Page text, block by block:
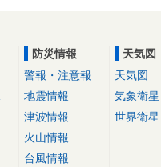
防災情報
警報・注意報
地震情報
津波情報
火山情報
台風情報
天気図
天気図
気象衛星
世界衛星